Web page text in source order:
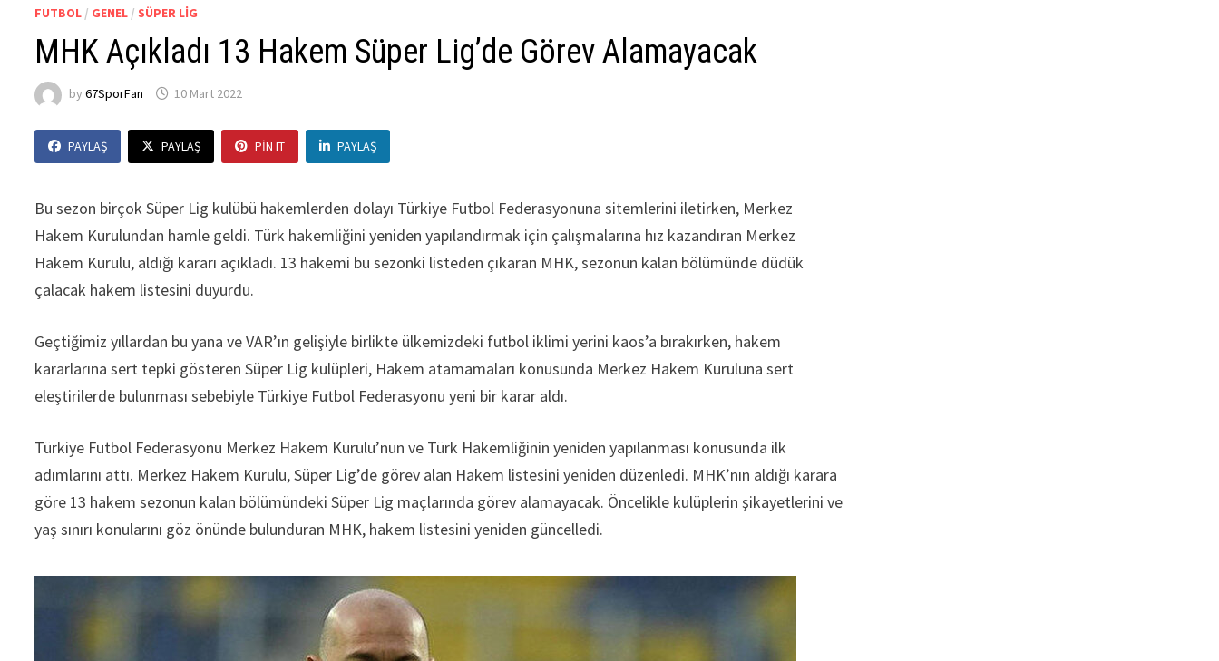
FUTBOL / GENEL / SÜPER LIG
MHK Açıkladı 13 Hakem Süper Lig’de Görev Alamayacak
by67SporFan 10 Mart 2022
PAYLAŞ PAYLAŞ PIN IT PAYLAŞ
Bu sezon birçok Süper Lig kulübü hakemlerden dolayı Türkiye Futbol Federasyonuna sitemlerini iletirken, Merkez
Hakem Kurulundan hamle geldi. Türk hakemliğini yeniden yapılandırmak için çalışmalarına hız kazandıran Merkez
Hakem Kurulu, aldığı kararı açıkladı. 13 hakemi bu sezonki listeden çıkaran MHK, sezonun kalan bölümünde düdük
çalacak hakem listesini duyurdu.
Geçtiğimiz yıllardan bu yana ve VAR’ın gelişiyle birlikte ülkemizdeki futbol iklimi yerini kaos’a bırakırken, hakem
kararlarına sert tepki gösteren Süper Lig kulüpleri, Hakem atamamaları konusunda Merkez Hakem Kuruluna sert
eleştirilerde bulunması sebebiyle Türkiye Futbol Federasyonu yeni bir karar aldı.
Türkiye Futbol Federasyonu Merkez Hakem Kurulu’nun ve Türk Hakemliğinin yeniden yapılanması konusunda ilk
adımlarını attı. Merkez Hakem Kurulu, Süper Lig’de görev alan Hakem listesini yeniden düzenledi. MHK’nın aldığı karara
göre 13 hakem sezonun kalan bölümündeki Süper Lig maçlarında görev alamayacak. Öncelikle kulüplerin şikayetlerini ve
yaş sınırı konularını göz önünde bulunduran MHK, hakem listesini yeniden güncelledi.